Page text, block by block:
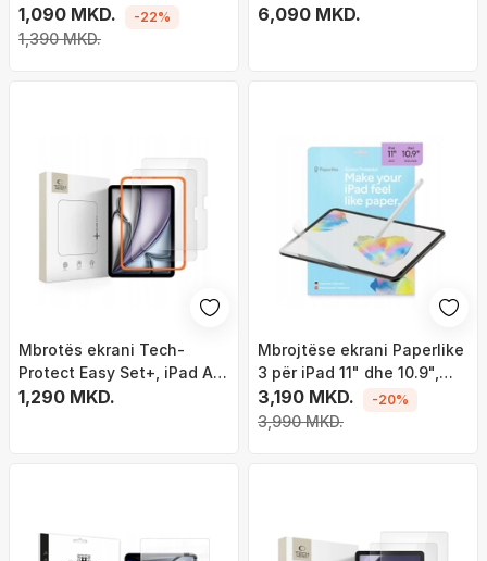
Galaxy Tab A11, fleksibël, i
tejdukshëm
1,090 MKD.
1,390 MKD.
-22%
2025, rezistente ndaj
6,090 MKD.
Mbrotës ekrani Tech-
Protect Easy Set+, iPad Air
11" 2024 2025, xham i
1,290 MKD.
Mbrojtëse ekrani Paperlike
3 për iPad 11" dhe 10.9",
paketim 2 copë, ndjesi
letre, transparente
3,190 MKD.
3,990 MKD.
-20%